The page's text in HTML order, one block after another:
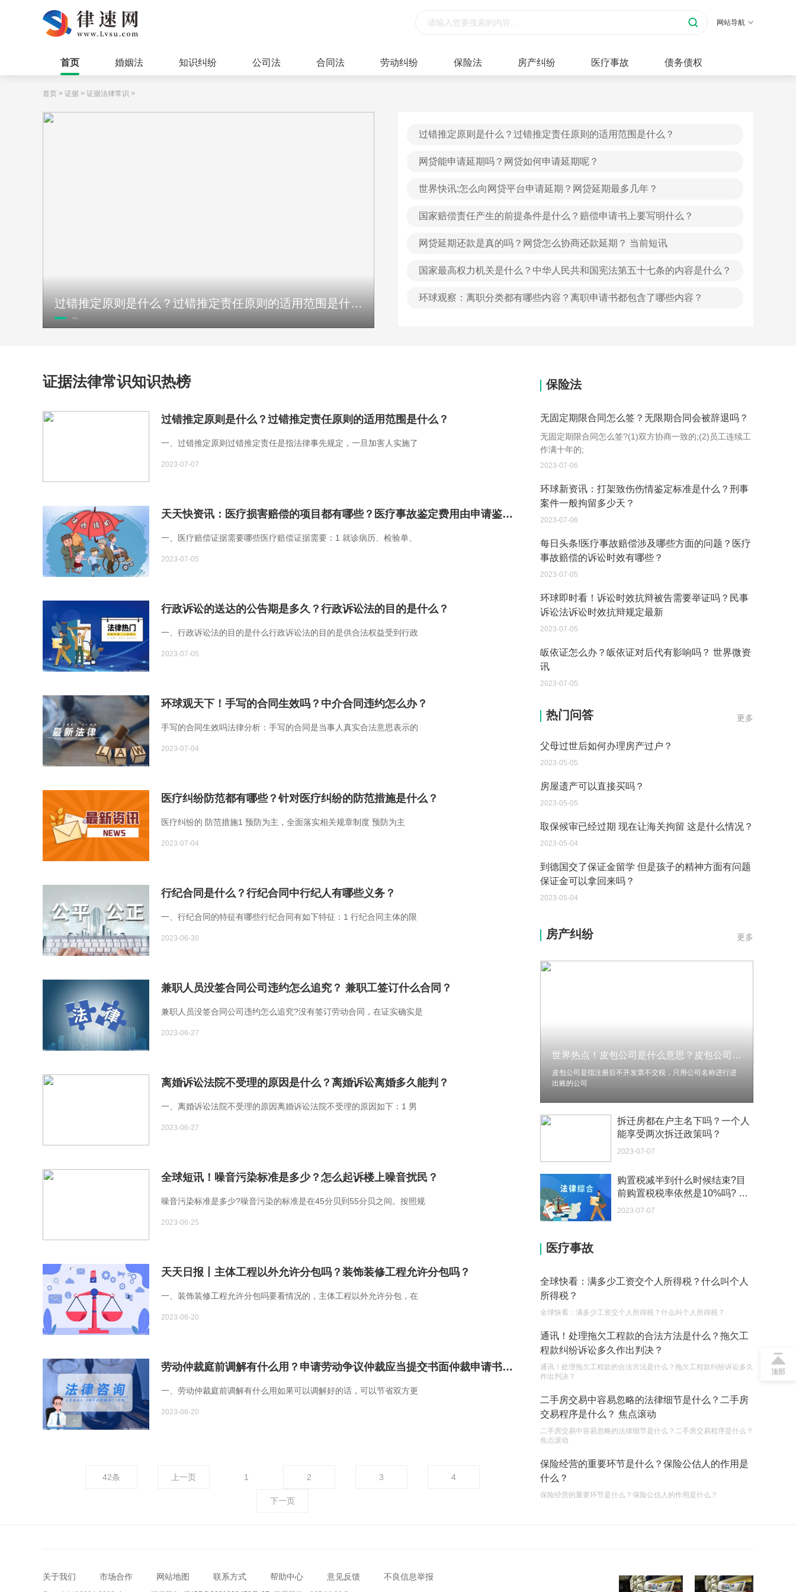
网站导航
首页 婚姻法 知识纠纷 公司法 合同法 劳动纠纷 保险法 房产纠纷 医疗事故 债务债权
首页 > 证据 > 证据法律常识 >
过错推定原则是什么？过错推定责任原则的适用范围是什么？ 网贷能申请延期吗？网贷如何申请延期呢？
过错推定原则是什么？过错推定责任原则的适用范围是什么？
网贷能申请延期吗？网贷如何申请延期呢？
世界快讯:怎么向网贷平台申请延期？网贷延期最多几年？
国家赔偿责任产生的前提条件是什么？赔偿申请书上要写明什么？
网贷延期还款是真的吗？网贷怎么协商还款延期？ 当前短讯
国家最高权力机关是什么？中华人民共和国宪法第五十七条的内容是什么？
环球观察：离职分类都有哪些内容？离职申请书都包含了哪些内容？
证据法律常识知识热榜
过错推定原则是什么？过错推定责任原则的适用范围是什么？
一、过错推定原则过错推定责任是指法律事先规定，一旦加害人实施了
2023-07-07
天天快资讯：医疗损害赔偿的项目都有哪些？医疗事故鉴定费用由申请鉴定的一方预先支付吗？
一、医疗赔偿证据需要哪些医疗赔偿证据需要：1 就诊病历、检验单、
2023-07-05
行政诉讼的送达的公告期是多久？行政诉讼法的目的是什么？
一、行政诉讼法的目的是什么行政诉讼法的目的是供合法权益受到行政
2023-07-05
环球观天下！手写的合同生效吗？中介合同违约怎么办？
手写的合同生效吗法律分析：手写的合同是当事人真实合法意思表示的
2023-07-04
医疗纠纷防范都有哪些？针对医疗纠纷的防范措施是什么？
医疗纠纷的 防范措施1 预防为主，全面落实相关规章制度 预防为主
2023-07-04
行纪合同是什么？行纪合同中行纪人有哪些义务？
一、行纪合同的特征有哪些行纪合同有如下特征：1 行纪合同主体的限
2023-06-30
兼职人员没签合同公司违约怎么追究？ 兼职工签订什么合同？
兼职人员没签合同公司违约怎么追究?没有签订劳动合同，在证实确实是
2023-06-27
离婚诉讼法院不受理的原因是什么？离婚诉讼离婚多久能判？
一、离婚诉讼法院不受理的原因离婚诉讼法院不受理的原因如下：1 男
2023-06-27
全球短讯！噪音污染标准是多少？怎么起诉楼上噪音扰民？
噪音污染标准是多少?噪音污染的标准是在45分贝到55分贝之间。按照规
2023-06-25
天天日报丨主体工程以外允许分包吗？装饰装修工程允许分包吗？
一、装饰装修工程允许分包吗要看情况的，主体工程以外允许分包，在
2023-06-20
劳动仲裁庭前调解有什么用？申请劳动争议仲裁应当提交书面仲裁申请书吗？ 每日短讯
一、劳动仲裁庭前调解有什么用如果可以调解好的话，可以节省双方更
2023-06-20
42条 上一页 1 2 3 4
下一页
保险法
无固定期限合同怎么签？无限期合同会被辞退吗？
无固定期限合同怎么签?(1)双方协商一致的;(2)员工连续工
作满十年的;
2023-07-06
环球新资讯：打架致伤伤情鉴定标准是什么？刑事
案件一般拘留多少天？
2023-07-06
每日头条!医疗事故赔偿涉及哪些方面的问题？医疗
事故赔偿的诉讼时效有哪些？
2023-07-05
环球即时看！诉讼时效抗辩被告需要举证吗？民事
诉讼法诉讼时效抗辩规定最新
2023-07-05
皈依证怎么办？皈依证对后代有影响吗？ 世界微资
讯
2023-07-05
更多
热门问答
父母过世后如何办理房产过户？
房屋遗产可以直接买吗？
2023-05-05
取保候审已经过期 现在让海关拘留 这是什么情况？
2023-05-04
到德国交了保证金留学 但是孩子的精神方面有问题
保证金可以拿回来吗？
2023-05-04
我想问一下申请护照需要带什么证件？
2023-05-04
谢！
你好 我想问一下外国人来这里工作没有护照该怎么
办？
如何续签居住证 我的1月7日到期
中介说商务签转工作签证合法吗 应该向哪个国家机
2023-05-04
你好 我需要申请去美国结婚的签证 过程是什么？
代理权的产生原因是什么？当我国没有外贸经营权
权利和责任是什么？
2023-05-04
单纯的遗产赠要缴税吗？
遗产继承必须要公证吗？
继承遗产的份额怎么分配？
2023-05-05
更多
房产纠纷
世界热点！皮包公司是什么意思？皮包公司的表现形式是什么？
皮包公司是指注册后不开发票不交税，只用公司名称进行进
出账的公司
拆迁房都在户主名下吗？一个人
能享受两次拆迁政策吗？
2023-07-07
购置税减半到什么时候结束?目
前购置税税率依然是10%吗? 环
球视点
2023-07-07
医疗事故
全球快看：满多少工资交个人所得税？什么叫个人
所得税？
全球快看：满多少工资交个人所得税？什么叫个人所得税？
通讯！处理拖欠工程款的合法方法是什么？拖欠工
程款纠纷诉讼多久作出判决？
通讯！处理拖欠工程款的合法方法是什么？拖欠工程款纠纷诉讼多久
作出判决？
二手房交易中容易忽略的法律细节是什么？二手房
交易程序是什么？ 焦点滚动
二手房交易中容易忽略的法律细节是什么？二手房交易程序是什么？
焦点滚动
保险经营的重要环节是什么？保险公估人的作用是
什么？
保险经营的重要环节是什么？保险公估人的作用是什么？
关于我们 市场合作 网站地图 联系方式 帮助中心 意见反馈 不良信息举报
顶部